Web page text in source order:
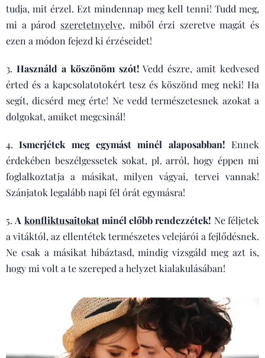
tudja, mit érzel. Ezt mindennap meg kell tenni! Tudd meg,
mi a párod szeretetnyelve, miből érzi szeretve magát és
ezen a módon fejezd ki érzéseidet!
3. Használd a köszönöm szót! Vedd észre, amit kedvesed
érted és a kapcsolatotokért tesz és köszönd meg neki! Ha
segít, dicsérd meg érte! Ne vedd természetesnek azokat a
dolgokat, amiket megcsinál!
4.Ismerjétek meg egymást minél alaposabban!Ennek
érdekében beszélgessetek sokat, pl. arról, hogy éppen mi
foglalkoztatja a másikat, milyen vágyai, tervei vannak!
Szánjatok legalább napi fél órát egymásra!
5.A konfliktusaitokatminél előbb rendezzétek! Ne féljetek
a vitáktól, az ellentétek természetes velejárói a fejlődésnek.
Ne csak a másikat hibáztasd, mindig vizsgáld meg azt is,
hogy mi volt a te szereped a helyzet kialakulásában!